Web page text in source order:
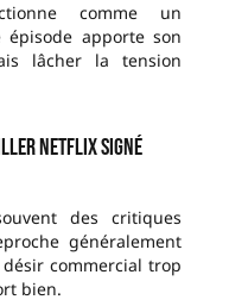
comme un
apporte son
lâcher la tension
Netflix signé
des critiques
généralement
commercial trop
bien.